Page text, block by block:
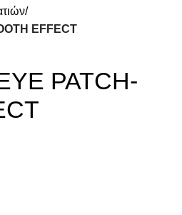
EFFECT
PATCH-